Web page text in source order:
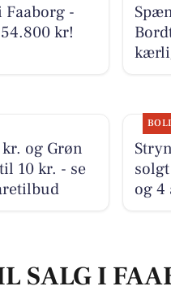
-
kr!
og Grøn
10 kr. - se
og 4
SALG I